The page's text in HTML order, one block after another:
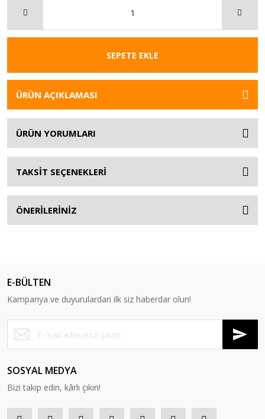
SEPETE EKLE
ÜRÜN AÇIKLAMASI
ÜRÜN YORUMLARI
TAKSİT SEÇENEKLERİ
ÖNERİLERİNİZ
E-BÜLTEN
Kampanya ve duyurulardan ilk siz haberdar olun!
SOSYAL MEDYA
Bizi takip edin, kârlı çıkın!